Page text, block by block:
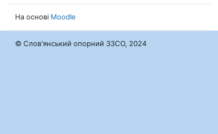
На основі Moodle
© Слов'янський опорний ЗЗСО, 2024